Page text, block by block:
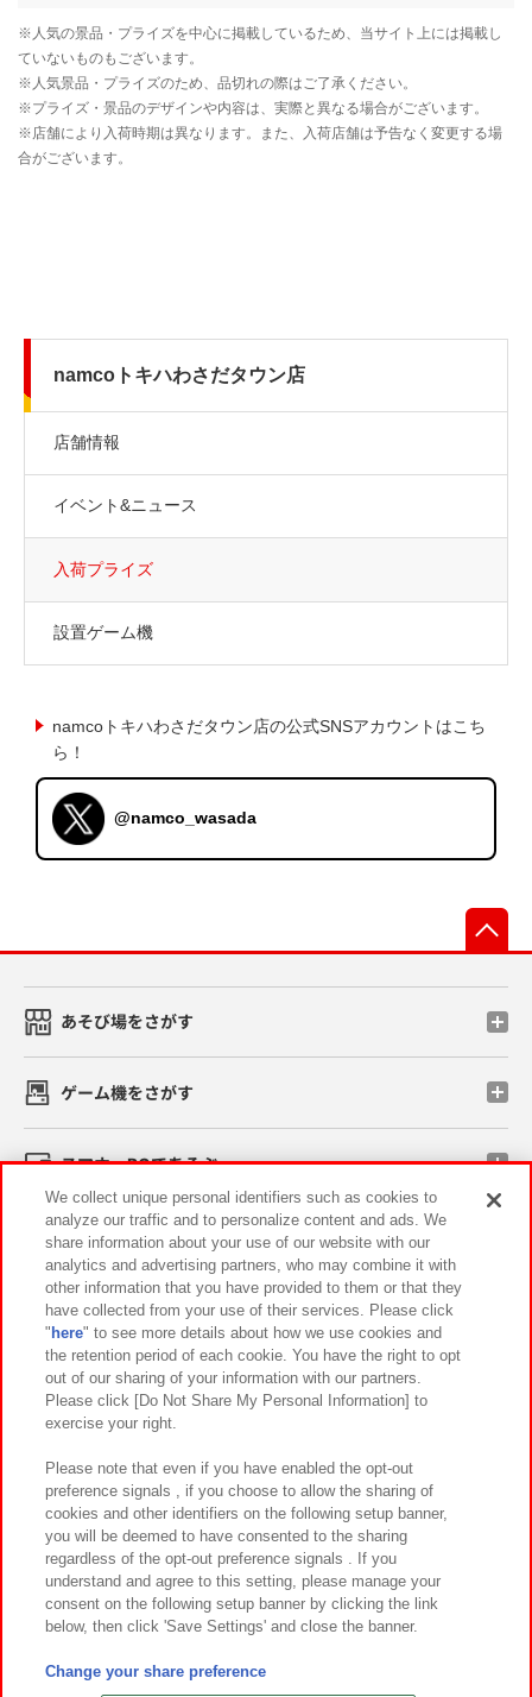
namcoトキハわさだタウン店
店舗情報
イベント&ニュース
入荷プライズ
設置ゲーム機
namcoトキハわさだタウン店の公式SNSアカウントはこち
ら！
@namco_wasada
あそび場をさがす
ゲーム機をさがす
スマホ・PCであそぶ
イベント・キャンペーン
関連会社 サステナビリティ サイトポリシー
プライバシーポリシー ウェブアクセシビリティ方針と検証結果
お取引先さまとともに
カスタマーハラスメント対応方針 よくあるご質問・お問い合わせ
©Bandai Namco Amusement Inc.
©Bandai Namco Amusement Lab Inc.
We collect unique personal identifiers such as cookies to
analyze our traffic and to personalize content and ads. We
share information about your use of our website with our
analytics and advertising partners, who may combine it with
other information that you have provided to them or that they
have collected from your use of their services. Please click
" here" to see more details about how we use cookies and
the retention period of each cookie. You have the right to opt
out of our sharing of your information with our partners.
Please click [Do Not Share My Personal Information] to
exercise your right.
Please note that even if you have enabled the opt-out
preference signals , if you choose to allow the sharing of
cookies and other identifiers on the following setup banner,
you will be deemed to have consented to the sharing
regardless of the opt-out preference signals . If you
understand and agree to this setting, please manage your
consent on the following setup banner by clicking the link
below, then click 'Save Settings' and close the banner.
Change your share preference